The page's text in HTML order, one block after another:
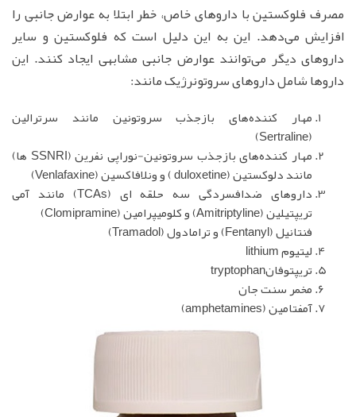
مصرف فلوکستین با داروهای خاص، خطر ابتلا به عوارض جانبی را
افزایش می‌دهد. این به این دلیل است که فلوکستین و سایر
داروهای دیگر می‌توانند عوارض جانبی مشابهی ایجاد کنند. این
داروها شامل داروهای سروتونرژیک مانند:
مهار کننده‌های بازجذب سروتونین مانند سرترالین
(Sertraline)
مهار کننده‌های بازجذب سروتونین-نوراپی نفرین (SSNRI ها)
مانند دلوکستین (duloxetine ) و ونلافاکسین (Venlafaxine)
داروهای ضدافسردگی سه حلقه ای (TCAs) مانند آمی
تریپتیلین (Amitriptyline) و کلومیپرامین (Clomipramine)
فنتانیل (Fentanyl) و ترامادول (Tramadol)
لیتیوم lithium
تریپتوفانtryptophan
مخمر سنت جان
آمفتامین (amphetamines)